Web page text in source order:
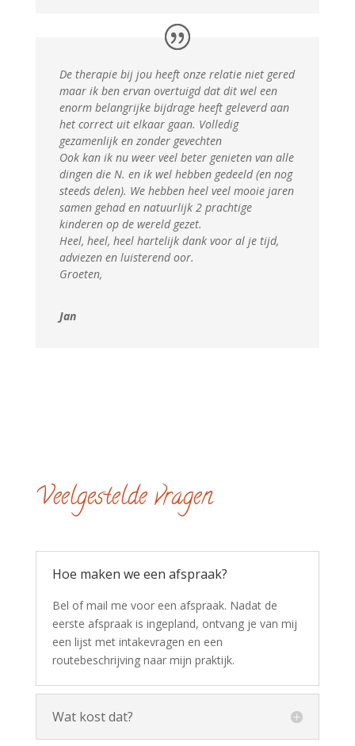
De therapie bij jou heeft onze relatie niet gered
maar ik ben ervan overtuigd dat dit wel een
enorm belangrijke bijdrage heeft geleverd aan
het correct uit elkaar gaan. Volledig
gezamenlijk en zonder gevechten
Ook kan ik nu weer veel beter genieten van alle
dingen die N. en ik wel hebben gedeeld (en nog
steeds delen). We hebben heel veel mooie jaren
samen gehad en natuurlijk 2 prachtige
kinderen op de wereld gezet.
Heel, heel, heel hartelijk dank voor al je tijd,
adviezen en luisterend oor.
Groeten,
Jan
Veelgestelde vragen
Hoe maken we een afspraak?
Bel of mail me voor een afspraak. Nadat de
eerste afspraak is ingepland, ontvang je van mij
een lijst met intakevragen en een
routebeschrijving naar mijn praktijk.
Wat kost dat?